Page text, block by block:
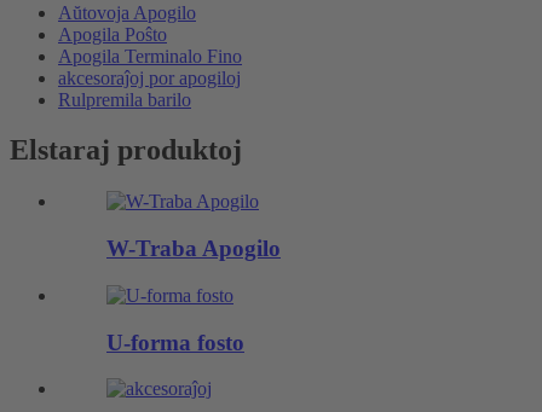
Aŭtovoja Apogilo
Apogila Poŝto
Apogila Terminalo Fino
akcesoraĵoj por apogiloj
Rulpremila barilo
Elstaraj produktoj
W-Traba Apogilo
U-forma fosto